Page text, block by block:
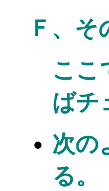
Ｆ、そ
ここ
ばチ
次の
る。